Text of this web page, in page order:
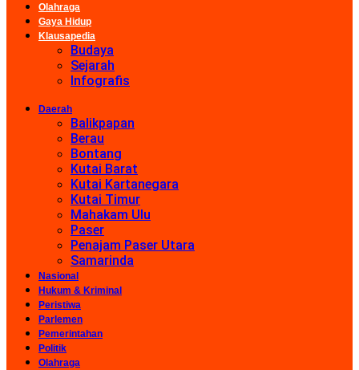
Olahraga
Gaya Hidup
Klausapedia
Budaya
Sejarah
Infografis
Daerah
Balikpapan
Berau
Bontang
Kutai Barat
Kutai Kartanegara
Kutai Timur
Mahakam Ulu
Paser
Penajam Paser Utara
Samarinda
Nasional
Hukum & Kriminal
Peristiwa
Parlemen
Pemerintahan
Politik
Olahraga